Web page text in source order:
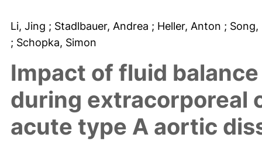
Li, Jing ; Stadlbauer, Andrea ; Heller, Anton ;
; Schopka, Simon
Impact of fluid
during extracorporeal
acute type A aortic